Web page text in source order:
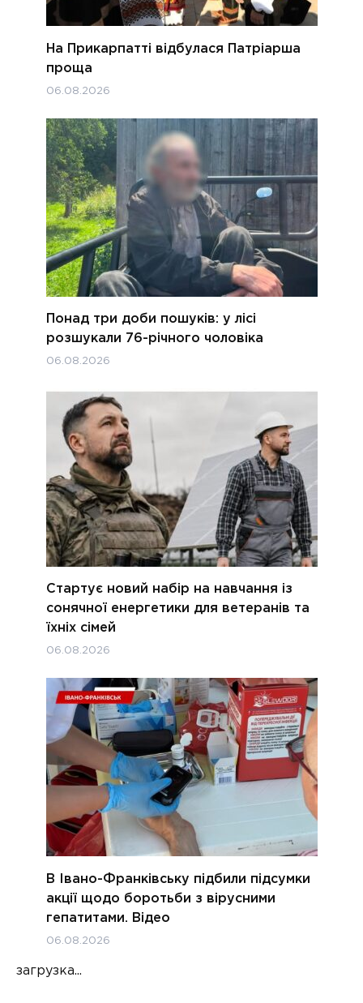
На Прикарпатті відбулася Патріарша
проща
06.08.2026
Понад три доби пошуків: у лісі
розшукали 76-річного чоловіка
06.08.2026
Стартує новий набір на навчання із
сонячної енергетики для ветеранів та
їхніх сімей
06.08.2026
В Івано-Франківську підбили підсумки
акції щодо боротьби з вірусними
гепатитами. Відео
06.08.2026
загрузка...